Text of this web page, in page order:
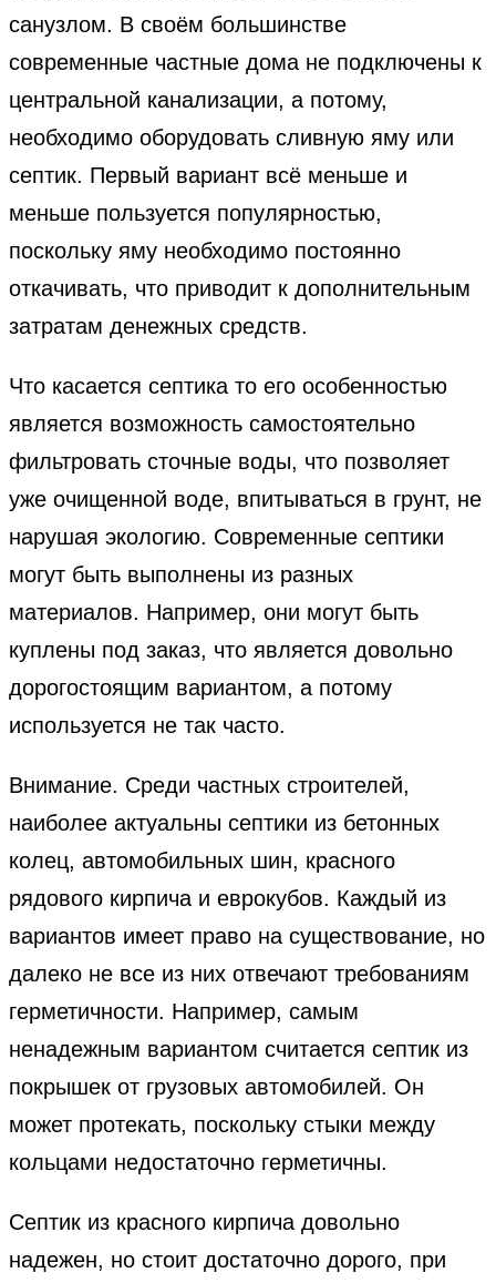
санузлом. В своём большинстве
современные частные дома не подключены к
центральной канализации, а потому,
необходимо оборудовать сливную яму или
септик. Первый вариант всё меньше и
меньше пользуется популярностью,
поскольку яму необходимо постоянно
откачивать, что приводит к дополнительным
затратам денежных средств.
Что касается септика то его особенностью
является возможность самостоятельно
фильтровать сточные воды, что позволяет
уже очищенной воде, впитываться в грунт, не
нарушая экологию. Современные септики
могут быть выполнены из разных
материалов. Например, они могут быть
куплены под заказ, что является довольно
дорогостоящим вариантом, а потому
используется не так часто.
Внимание. Среди частных строителей,
наиболее актуальны септики из бетонных
колец, автомобильных шин, красного
рядового кирпича и еврокубов. Каждый из
вариантов имеет право на существование, но
далеко не все из них отвечают требованиям
герметичности. Например, самым
ненадежным вариантом считается септик из
покрышек от грузовых автомобилей. Он
может протекать, поскольку стыки между
кольцами недостаточно герметичны.
Септик из красного кирпича довольно
надежен, но стоит достаточно дорого, при